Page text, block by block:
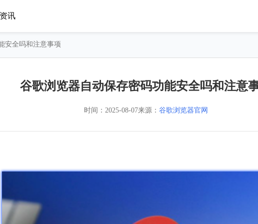
资讯
安全吗和注意事项
谷歌浏览器自动保存密码功能安全吗和注意
时间： 2025-08-07来源： 谷歌浏览器官网